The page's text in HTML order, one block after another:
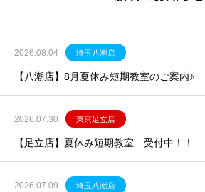
2026.08.04 埼玉八潮店
【八潮店】8月夏休み短期教室のご案内♪
2026.07.30 東京足立店
【足立店】夏休み短期教室 受付中！！
2026.07.09 埼玉八潮店